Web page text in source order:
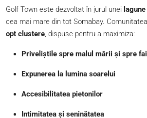
Golf Town este dezvoltat în jurul unei
cea mai mare din tot Somabay.
opt clustere , dispuse pentru a maximiza:
Priveliștile spre malul mării și spre
Expunerea la lumina soarelui
Accesibilitatea pietonilor
Intimitatea și seninătatea